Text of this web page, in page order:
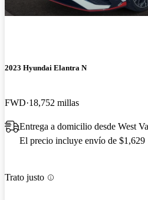
2023 Hyundai Elantra N
FWD 18,752 millas
Entrega a domicilio desde West
El precio incluye envío de $1,629
Trato justo